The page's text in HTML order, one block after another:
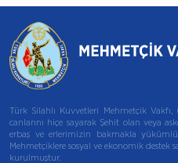
Türk Silahlı Kuvvetleri Mehmetçik
canlarını hiçe sayarak Şehit olan veya
erbaş ve erlerimizin bakmakla
Mehmetçiklere sosyal ve ekonomik destek
kurulmuştur.